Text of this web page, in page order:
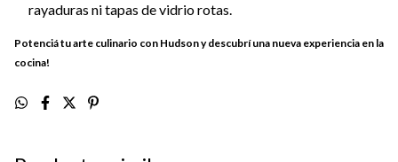
rayaduras ni tapas de vidrio rotas.
Potenciá tu arte culinario con Hudson y descubrí una nueva experiencia en la
cocina!